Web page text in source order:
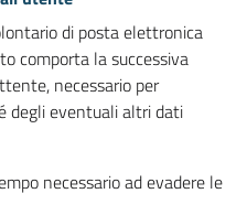
di posta elettronica
comporta la successiva
necessario per
degli eventuali altri dati
necessario ad evadere le